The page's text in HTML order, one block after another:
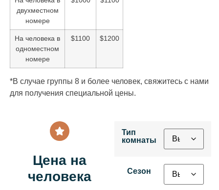
двухместном
номере
На человека в
одноместном
номере
$1100 $1200
*В случае группы 8 и более человек, свяжитесь с нами
для получения специальной цены.
Цена на
человека
Тип
комнаты
Сезон